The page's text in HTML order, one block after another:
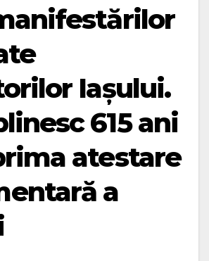
Iașului.
615 ani
atestare
a